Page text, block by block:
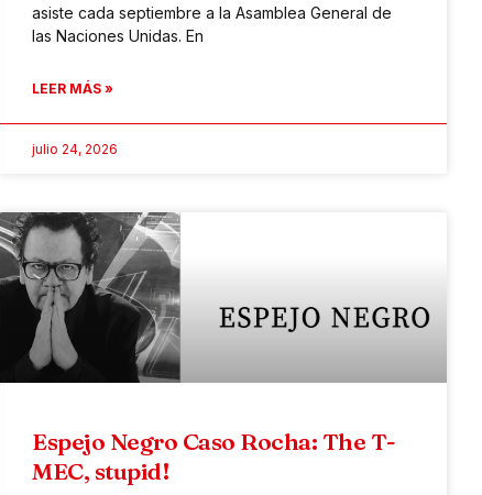
asiste cada septiembre a la Asamblea General de
las Naciones Unidas. En
LEER MÁS »
julio 24, 2026
Espejo Negro Caso Rocha: The T-
MEC, stupid!